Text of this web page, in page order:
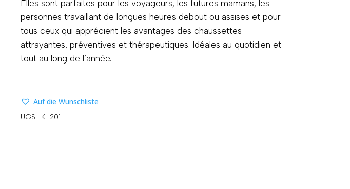
Elles sont parfaites pour les voyageurs, les futures mamans, les
personnes travaillant de longues heures debout ou assises et pour
tous ceux qui apprécient les avantages des chaussettes
attrayantes, préventives et thérapeutiques. Idéales au quotidien et
tout au long de l’année.
Auf die Wunschliste
UGS : KH201